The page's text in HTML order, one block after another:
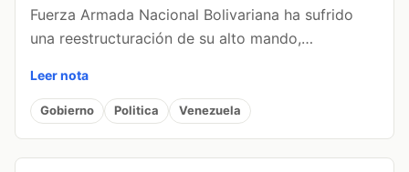
Fuerza Armada Nacional Bolivariana ha sufrido
una reestructuración de su alto mando,…
Leer nota
Gobierno Politica Venezuela